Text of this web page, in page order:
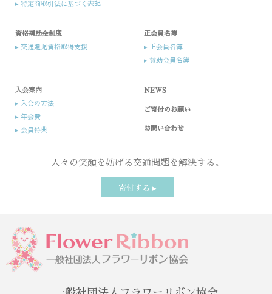
▸ 特定商取引法に基づく表記
資格補助金制度
▸ 交通遺児資格取得支援
正会員名簿
▸ 正会員名簿
▸ 賛助会員名簿
入会案内​
▸ 入会の方法​
▸ 年会費
▸ 会員特典
NEWS
ご寄付のお願い
お問い合わせ
人々の笑顔を妨げる交通問題を解決する。
寄付する ▸